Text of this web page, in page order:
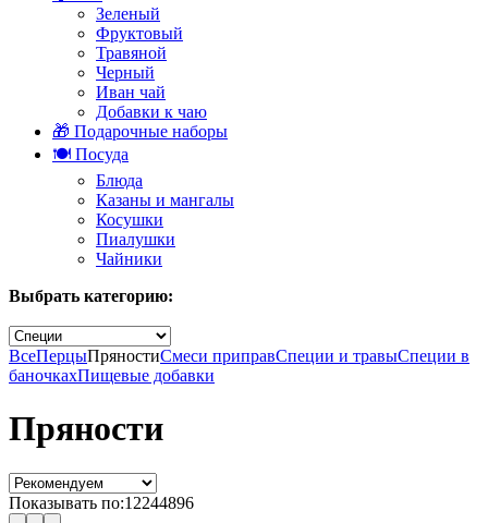
Зеленый
Фруктовый
Травяной
Черный
Иван чай
Добавки к чаю
🎁 Подарочные наборы
🍽️ Посуда
Блюда
Казаны и мангалы
Косушки
Пиалушки
Чайники
Выбрать категорию:
ВсеПерцыПряностиСмеси приправСпеции и травыСпеции в
баночкахПищевые добавки
Пряности
Показывать по:12244896